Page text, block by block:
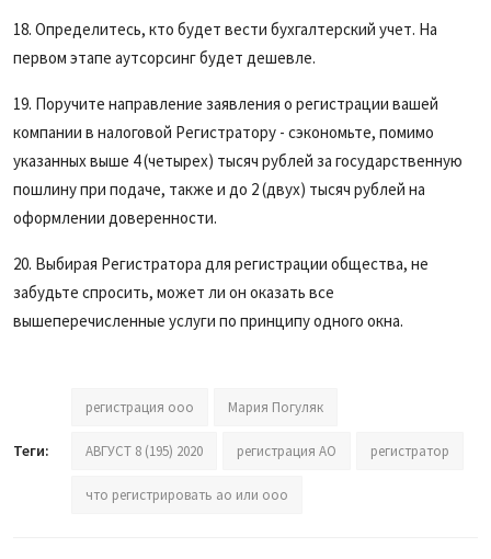
18. Определитесь, кто будет вести бухгалтерский учет. На
первом этапе аутсорсинг будет дешевле.
19. Поручите направление заявления о регистрации вашей
компании в налоговой Регистратору - сэкономьте, помимо
указанных выше 4 (четырех) тысяч рублей за государственную
пошлину при подаче, также и до 2 (двух) тысяч рублей на
оформлении доверенности.
20. Выбирая Регистратора для регистрации общества, не
забудьте спросить, может ли он оказать все
вышеперечисленные услуги по принципу одного окна.
Теги:
регистрация ооо Мария Погуляк
АВГУСТ 8 (195) 2020 регистрация АО регистратор
что регистрировать ао или ооо